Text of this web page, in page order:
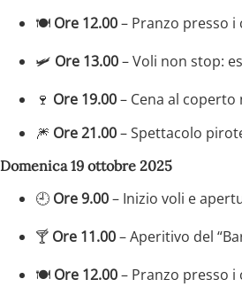
🍽️ Ore 12.00– Pranzo presso i
🛩️ Ore 13.00– Voli non stop:
🍷 Ore 19.00– Cena al
🎆 Ore 21.00– Spettacolo
Domenica 19 ottobre 2025
🕘 Ore 9.00– Inizio voli e
🍸 Ore 11.00– Aperitivo del
🍽️ Ore 12.00– Pranzo presso